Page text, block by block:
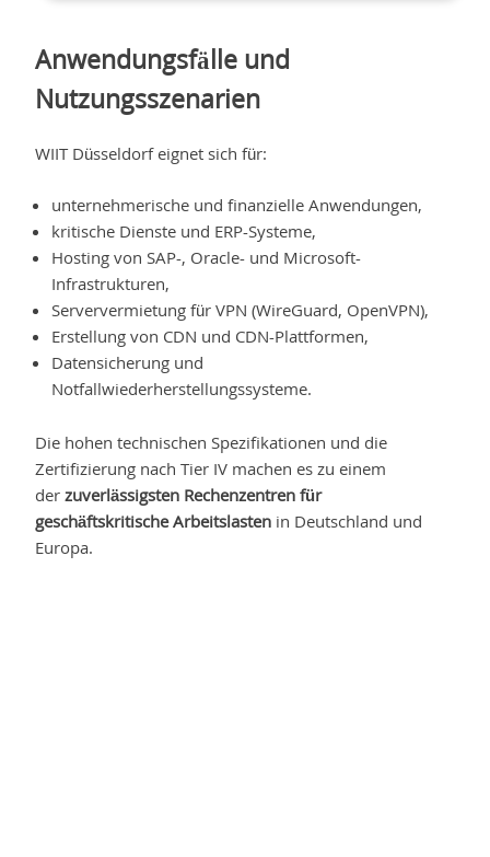
Anwendungsfälle und
Nutzungsszenarien
WIIT Düsseldorf eignet sich für:
unternehmerische und finanzielle Anwendungen,
kritische Dienste und ERP-Systeme,
Hosting von SAP-, Oracle- und Microsoft-
Infrastrukturen,
Serververmietung für VPN (WireGuard, OpenVPN),
Erstellung von CDN und CDN-Plattformen,
Datensicherung und
Notfallwiederherstellungssysteme.
Die hohen technischen Spezifikationen und die
Zertifizierung nach Tier IV machen es zu einem
der zuverlässigsten Rechenzentren für
geschäftskritische Arbeitslasten in Deutschland und
Europa.